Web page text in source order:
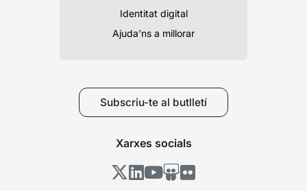
Identitat digital
Ajuda’ns a millorar
Subscriu-te al butlletí
Xarxes socials